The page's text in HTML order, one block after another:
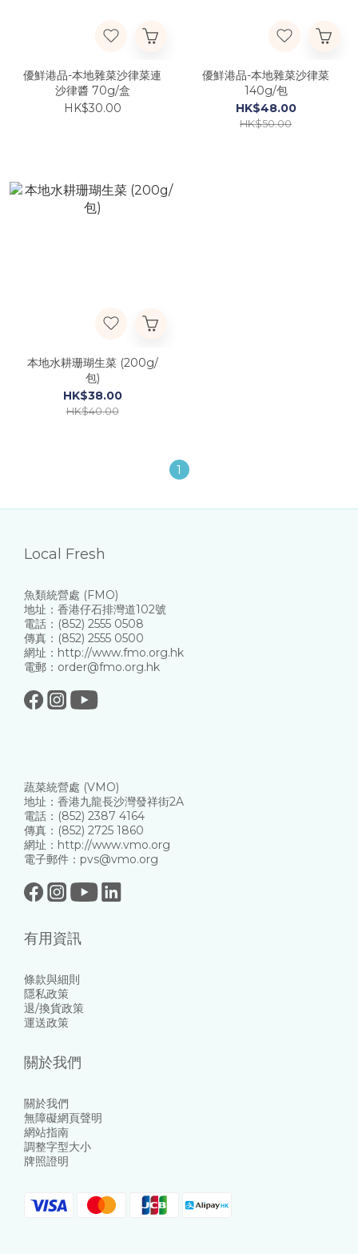
優鮮港品-本地雜菜沙律菜連
沙律醬 70g/盒
HK$30.00
優鮮港品-本地雜菜沙律菜
140g/包
HK$48.00
HK$50.00
本地水耕珊瑚生菜 (200g/
包)
HK$38.00
HK$40.00
1
Local Fresh
魚類統營處 (FMO)
地址：香港仔石排灣道102號
電話：(852) 2555 0508
傳真：(852) 2555 0500
網址：http://www.fmo.org.hk
電郵：order@fmo.org.hk
蔬菜統營處 (VMO)
地址：香港九龍長沙灣發祥街2A
電話：(852) 2387 4164
傳真：(852) 2725 1860
網址：http://www.vmo.org
電子郵件：pvs@vmo.org
有用資訊
條款與細則
隱私政策
退/換貨政策
運送政策
關於我們
關於我們
無障礙網頁聲明
網站指南
調整字型大小
牌照證明